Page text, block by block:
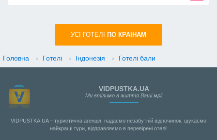
УСI ГОТЕЛІ ПО КРАIНАМ
Головна › Готелі › Індонезія › Готелі бали
VIDPUSTKA.UA
Ми втілимо в життя Ваші мрії
VIDPUSTKA.UA – туристична агенція, надаємо незабутній відпочинок, шукаємо
найкращі тури, відправляємо в перевірені отелі!